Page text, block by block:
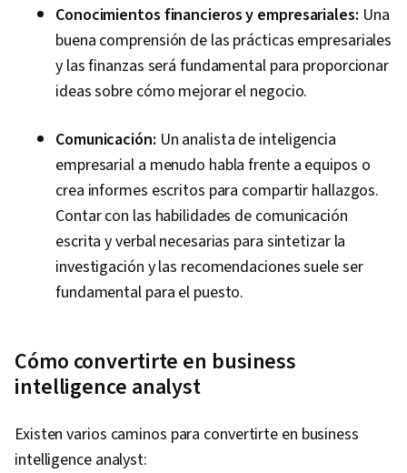
Conocimientos financieros y empresariales: Una
buena comprensión de las prácticas empresariales
y las finanzas será fundamental para proporcionar
ideas sobre cómo mejorar el negocio.
Comunicación: Un analista de inteligencia
empresarial a menudo habla frente a equipos o
crea informes escritos para compartir hallazgos.
Contar con las habilidades de comunicación
escrita y verbal necesarias para sintetizar la
investigación y las recomendaciones suele ser
fundamental para el puesto.
Cómo convertirte en business
intelligence analyst
Existen varios caminos para convertirte en business
intelligence analyst: